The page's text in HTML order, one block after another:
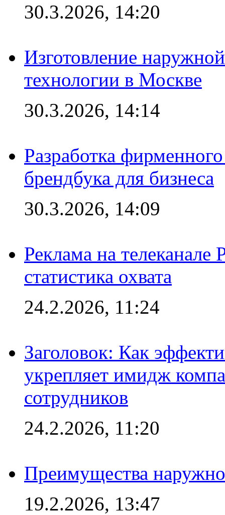
30.3.2026, 14:20
Изготовление
технологии в Москве
30.3.2026, 14:14
Разработка
брендбука для бизнеса
30.3.2026, 14:09
Реклама на
статистика охвата
24.2.2026, 11:24
Заголовок: Как
укрепляет имидж
сотрудников
24.2.2026, 11:20
Преимущества
19.2.2026, 13:47